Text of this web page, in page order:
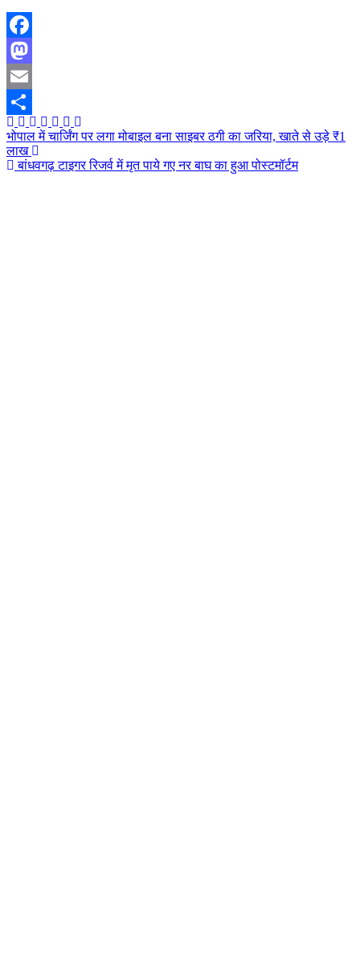
Facebook
Mastodon
Email
Share
Post
navigation
भोपाल में चार्जिंग पर लगा मोबाइल बना साइबर ठगी का जरिया, खाते से उड़े ₹1
लाख
बांधवगढ़ टाइगर रिजर्व में मृत पाये गए नर बाघ का हुआ पोस्टमॉर्टम